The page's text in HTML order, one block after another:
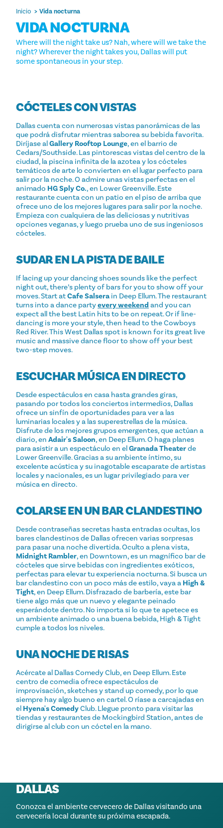
Inicio Vida nocturna
VIDA NOCTURNA
Where will the night take us? Nah, where will we take the
night? Wherever the night takes you, Dallas will put
some spontaneous in your step.
CÓCTELES CON VISTAS
Dallas cuenta con numerosas vistas panorámicas de las
que podrá disfrutar mientras saborea su bebida favorita.
Diríjase al Gallery Rooftop Lounge, en el barrio de
Cedars/Southside. Las pintorescas vistas del centro de la
ciudad, la piscina infinita de la azotea y los cócteles
temáticos de arte lo convierten en el lugar perfecto para
salir por la noche. O admire unas vistas perfectas en el
animado HG Sply Co., en Lower Greenville. Este
restaurante cuenta con un patio en el piso de arriba que
ofrece uno de los mejores lugares para salir por la noche.
Empieza con cualquiera de las deliciosas y nutritivas
opciones veganas, y luego prueba uno de sus ingeniosos
cócteles.
SUDAR EN LA PISTA DE BAILE
If lacing up your dancing shoes sounds like the perfect
night out, there’s plenty of bars for you to show off your
moves. Start atCafe Salsera in Deep Ellum. The restaurant
turns into a dance partyevery weekend and you can
expect all the best Latin hits to be on repeat. Or if line-
dancing is more your style, then head to the Cowboys
Red River. This West Dallas spot is known for its great live
music and massive dance floor to show off your best
two-step moves.
ESCUCHAR MÚSICA EN DIRECTO
Desde espectáculos en casa hasta grandes giras,
pasando por todos los conciertos intermedios, Dallas
ofrece un sinfín de oportunidades para ver a las
luminarias locales y a las superestrellas de la música.
Disfrute de los mejores grupos emergentes, que actúan a
diario, en Adair's Saloon, en Deep Ellum. O haga planes
para asistir a un espectáculo en el Granada Theaterde
Lower Greenville. Gracias a su ambiente íntimo, su
excelente acústica y su inagotable escaparate de artistas
locales y nacionales, es un lugar privilegiado para ver
música en directo.
COLARSE EN UN BAR CLANDESTINO
Desde contraseñas secretas hasta entradas ocultas, los
bares clandestinos de Dallas ofrecen varias sorpresas
para pasar una noche divertida. Oculto a plena vista,
Midnight Rambler, en Downtown, es un magnífico bar de
cócteles que sirve bebidas con ingredientes exóticos,
perfectas para elevar tu experiencia nocturna. Si busca un
bar clandestino con un poco más de estilo, vaya a High &
Tight, en Deep Ellum. Disfrazado de barbería, este bar
tiene algo más que un nuevo y elegante peinado
esperándote dentro. No importa si lo que te apetece es
un ambiente animado o una buena bebida, High & Tight
cumple a todos los niveles.
UNA NOCHE DE RISAS
Acércate al Dallas Comedy Club, en Deep Ellum. Este
centro de comedia ofrece espectáculos de
improvisación, sketches y stand up comedy, por lo que
siempre hay algo bueno en cartel. O ríase a carcajadas en
el Hyena's ComedyClub. Llegue pronto para visitar las
tiendas y restaurantes de Mockingbird Station, antes de
dirigirse al club con un cóctel en la mano.
La Milla de la Margarita es un recorrido autoguiado por
las mejores margaritas de Dallas. Descargue el pase
gratuito que aparece a continuación para iniciar el
DALLAS
Conozca el ambiente cervecero de Dallas visitando una
cervecería local durante su próxima escapada.